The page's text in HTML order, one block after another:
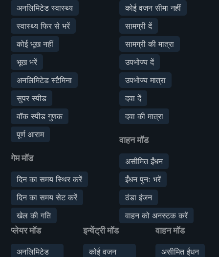
अनलिमिटेड स्वास्थ्य
स्वास्थ्य फिर से भरें
कोई भूख नहीं
भूख भरें
अनलिमिटेड स्टैमिना
सुपर स्पीड
वॉक स्पीड गुणक
पूर्ण आराम
गेम मॉड
दिन का समय स्थिर करें
दिन का समय सेट करें
खेल की गति
कोई वजन सीमा नहीं
सामग्री दें
सामग्री की मात्रा
उपभोज्य दें
उपभोज्य मात्रा
दवा दें
दवा की मात्रा
वाहन मॉड
असीमित ईंधन
ईंधन पुनः भरें
ठंडा इंजन
वाहन को अनस्टक करें
प्लेयर मॉड
अनलिमिटेड
इन्वेंट्री मॉड
कोई वजन
वाहन मॉड
असीमित ईंधन